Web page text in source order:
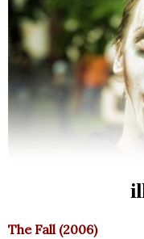
The Fall (2006)